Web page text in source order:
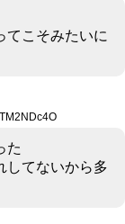
てこそみたいに
た
してないから多